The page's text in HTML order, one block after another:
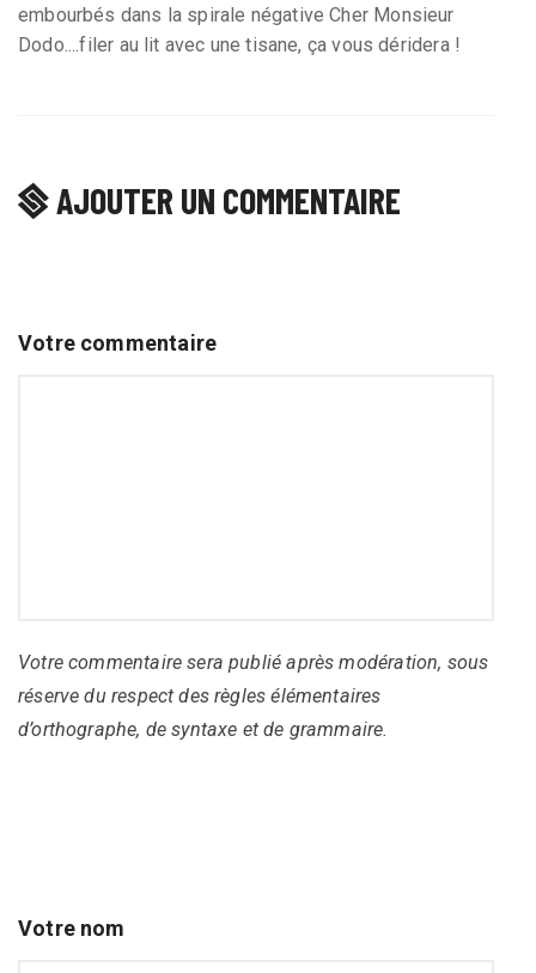
embourbés dans la spirale négative Cher Monsieur
Dodo....filer au lit avec une tisane, ça vous déridera !
AJOUTER UN COMMENTAIRE
Votre commentaire
Votre commentaire sera publié après modération, sous
réserve du respect des règles élémentaires
d’orthographe, de syntaxe et de grammaire.
Votre nom